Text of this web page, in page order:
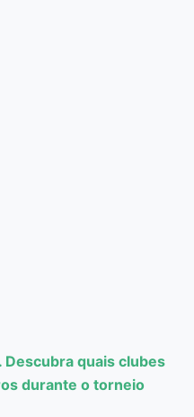
quais clubes
durante o torneio